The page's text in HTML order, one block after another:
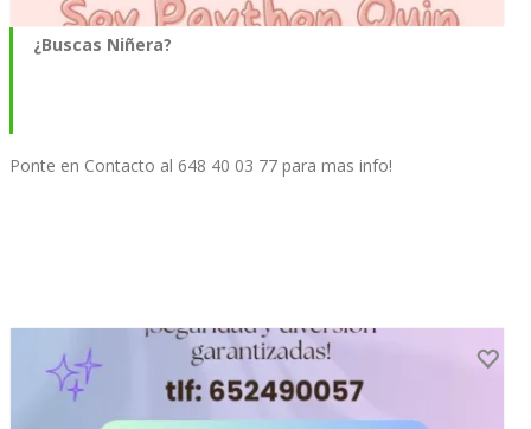
¿Buscas Niñera?
Ponte en Contacto al 648 40 03 77 para mas info!